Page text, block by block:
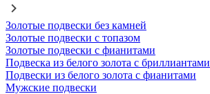
Золотые подвески без камней
Золотые подвески с топазом
Золотые подвески с фианитами
Подвеска из белого золота с бриллиантами
Подвески из белого золота с фианитами
Мужские подвески